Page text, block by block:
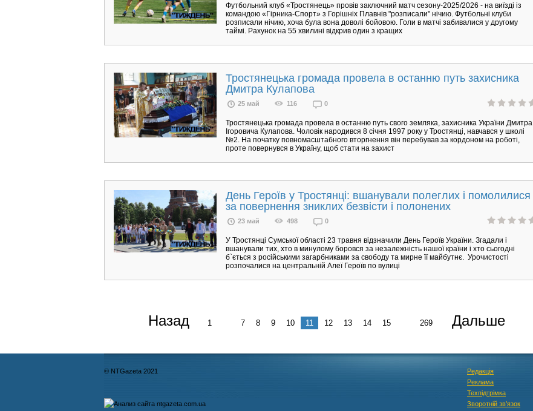
Футбольний клуб «Тростянець» провів заключний матч сезону-2025/2026 - на виїзді із
командою «Гірника-Спорт» з Горішніх Плавнів "розписали" нічию. Футбольні клуби
розписали нічию, хоча була вона доволі бойовою. Голи в матчі забивалися у другому
таймі. Рахунок на 55 хвилині відкрив один з кращих
Тростянецька громада провела в останню путь захисника
Дмитра Кулапова
25 май 116 0
Тростянецька громада провела в останню путь свого земляка, захисника України Дмитра
Ігоровича Кулапова. Чоловік народився 8 січня 1997 року у Тростянці, навчався у школі
№2. На початку повномасштабного вторгнення він перебував за кордоном на роботі,
проте повернувся в Україну, щоб стати на захист
День Героїв у Тростянці: вшанували полеглих і помолилися
за повернення зниклих безвісти і полонених
23 май 498 0
У Тростянці Сумської області 23 травня відзначили День Героїв України. Згадали і
вшанували тих, хто в минулому боровся за незалежність нашої країни і хто сьогодні
б`ється з російськими загарбниками за свободу та мирне її майбутнє. Урочистості
розпочалися на центральній Алеї Героїв по вулиці
Назад 1 7 8 9 10 11 12 13 14 15 269 Дальше
© NTGazeta 2021
Редакція
Реклама
Техпідтрімка
Зворотній зв’язок